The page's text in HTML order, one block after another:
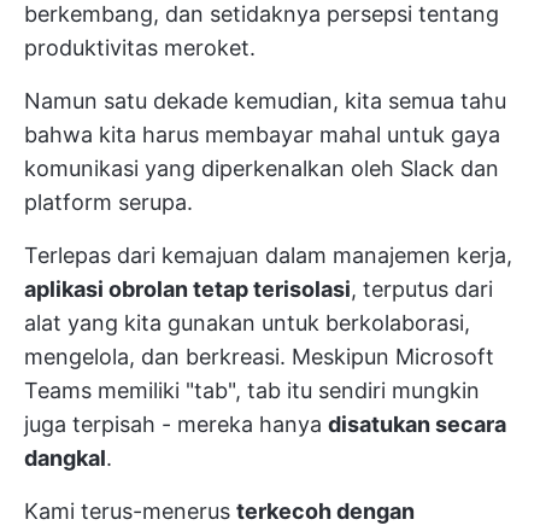
berkembang, dan setidaknya persepsi tentang
produktivitas meroket.
Namun satu dekade kemudian, kita semua tahu
bahwa kita harus membayar mahal untuk gaya
komunikasi yang diperkenalkan oleh Slack dan
platform serupa.
Terlepas dari kemajuan dalam manajemen kerja,
aplikasi obrolan tetap terisolasi, terputus dari
alat yang kita gunakan untuk berkolaborasi,
mengelola, dan berkreasi. Meskipun Microsoft
Teams memiliki "tab", tab itu sendiri mungkin
juga terpisah - mereka hanya disatukan secara
dangkal.
Kami terus-menerus terkecoh dengan